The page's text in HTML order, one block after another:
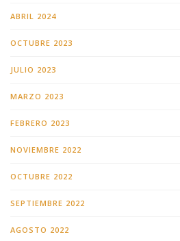
ABRIL 2024
OCTUBRE 2023
JULIO 2023
MARZO 2023
FEBRERO 2023
NOVIEMBRE 2022
OCTUBRE 2022
SEPTIEMBRE 2022
AGOSTO 2022